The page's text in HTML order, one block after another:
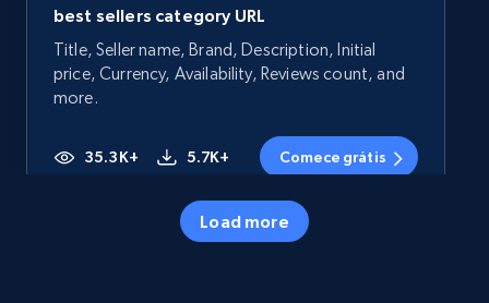
best sellers category URL
Title, Seller name, Brand, Description, Initial
price, Currency, Availability, Reviews count, and
more.
35.3K+ 5.7K+ Comece grátis
Load more